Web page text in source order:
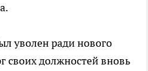
уволен ради нового
своих должностей вновь